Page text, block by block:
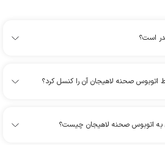
است؟
اتوبوس صحنه لاهیجان آن را کنسل کرد؟
به اتوبوس صحنه لاهیجان چیست؟